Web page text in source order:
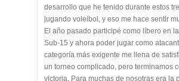
desarrollo que he tenido durante estos
jugando voleibol, y eso me hace sentir
El año pasado participé como líbero en
Sub-15 y ahora poder jugar como
categoría más exigente me llena de
un torneo complicado, pero terminamos
victoria. Para muchas de nosotras era la